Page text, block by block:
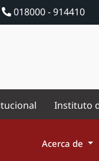
018000 - 914410
Instituto
Acerca de